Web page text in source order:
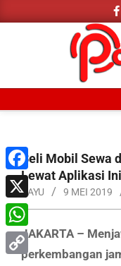
to
MenuBeli Mobil Sewa
Lewat Aplikasi Ini
BAYU 9 MEI 2019
JAKARTA –
perkembangan
Facebook
X
WhatsApp